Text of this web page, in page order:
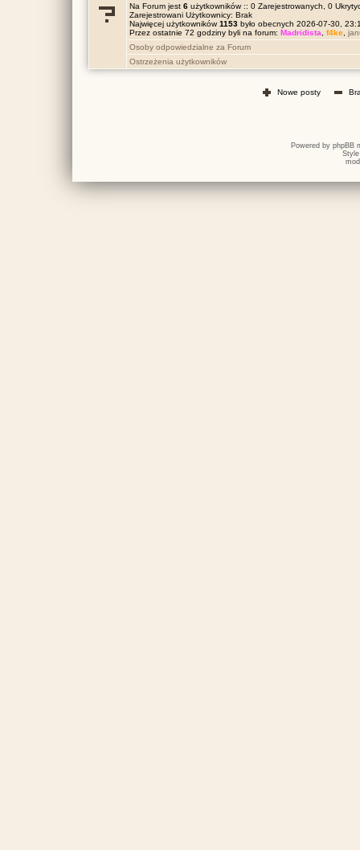
Na Forum jest 6 użytkowników :: 0 Zarejestrowanych, 0
Zarejestrowani Użytkownicy: Brak
Najwięcej użytkowników1153 było obecnych 2026-07-30,
Przez ostatnie 72 godziny byli na forum: Madridista f4ke
Osoby odpowiedzialne za Forum
Ostrzeżenia użytkowników
Nowe posty
Powered by phpBB